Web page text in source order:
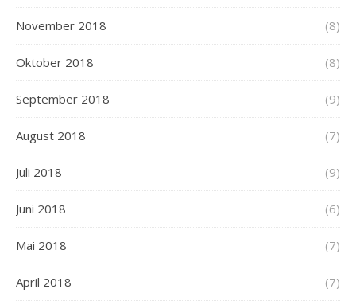
November 2018 (8)
Oktober 2018 (8)
September 2018 (9)
August 2018 (7)
Juli 2018 (9)
Juni 2018 (6)
Mai 2018 (7)
April 2018 (7)